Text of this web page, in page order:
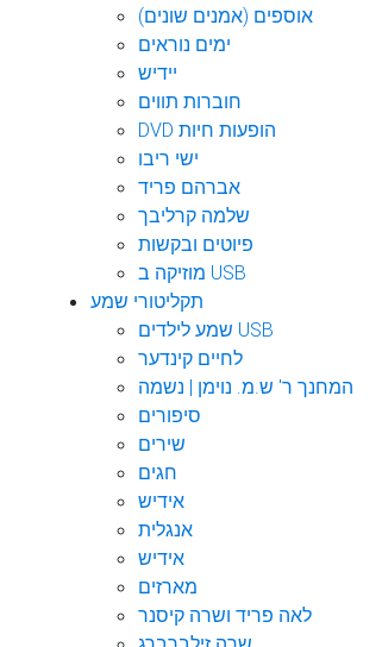
אוספים (אמנים שונים)
ימים נוראים
יידיש
חוברות תווים
DVD הופעות חיות
ישי ריבו
אברהם פריד
שלמה קרליבך
פיוטים ובקשות
מוזיקה ב USB
תקליטורי שמע
שמע לילדים USB
לחיים קינדער
המחנך ר' ש.מ. נוימן | נשמה
סיפורים
שירים
חגים
אידיש
אנגלית
אידיש
מארזים
לאה פריד ושרה קיסנר